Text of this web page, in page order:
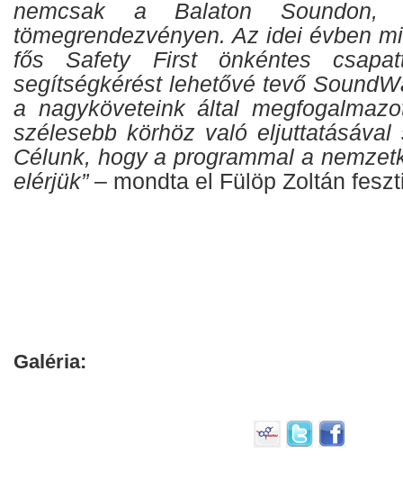
nemcsak a Balaton Soundon,
tömegrendezvényen. Az idei évben
fős Safety First önkéntes
segítségkérést lehetővé tevő
a nagyköveteink által
szélesebb körhöz való eljuttatásával
Célunk, hogy a programmal a
elérjük”– mondta el Fülöp Zoltán
Galéria: